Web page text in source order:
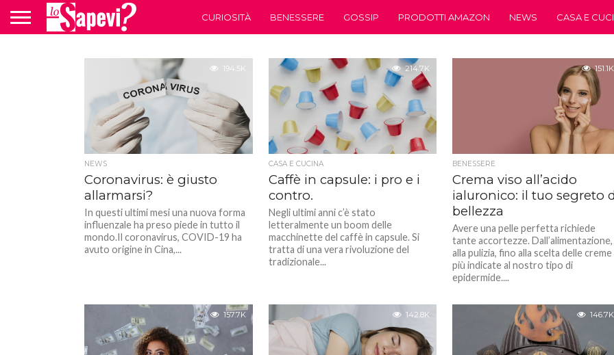
CURIOSITÀ BENESSERE GOSSIP PRODOTTI AMAZON NEWS CASA E
194.5K
NEWS
Coronavirus: è giusto
allarmarsi?
In questi ultimi mesi una nuova forma
influenzale ha preso piede in tutto il
mondo.Il coronavirus, COVID-19 ha
avuto origine in Cina,...
214.7K
CASA E CUCINA
Caffè in capsule: i pro e i
contro.
Negli ultimi anni c’è stato
letteralmente un boom delle
macchinette del caffè in capsule. Si
tratta di una vera rivoluzione del
tradizionale...
151.1K
BENESSERE
Crema viso all’acido
ialuronico: il tuo segreto
bellezza
Avere una pelle perfetta richiede
tante accortezze. Dall’alimentazione,
alla pulizia, fino alla scelta delle creme
più indicate al nostro tipo di
epidermide....
157.7K 142.8K 146.7K